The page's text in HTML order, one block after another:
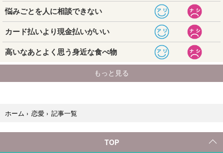
ホーム › 恋愛 › 記事一覧
TOP